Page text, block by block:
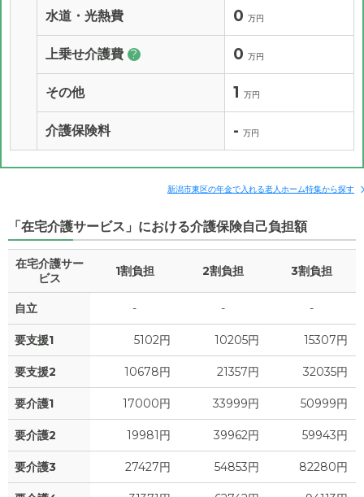
水道・光熱費 0 万円
上乗せ介護費 ? 0 万円
その他 1 万円
介護保険料 - 万円
新潟市東区の年金で入れる老人ホーム特集から探す
「在宅介護サービス」における介護保険自己負担額
在宅介護サー
ビス
1割負担 2割負担 3割負担
自立 - - -
要支援1 5102円 10205円 15307円
要支援2 10678円 21357円 32035円
要介護1 17000円 33999円 50999円
要介護2 19981円 39962円 59943円
要介護3 27427円 54853円 82280円